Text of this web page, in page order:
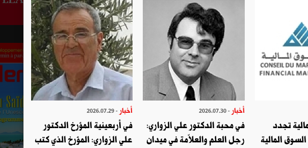
تجدد
المالية
أخبار - 2026.07.30
في محبة الدكتور علي الزواري:
رجل العلم والعلاّمة في ميدان
أخبار - 2026.07.29
في أربعينية المؤرخ الدكتور
علي الزواري: المؤرخ الذي كتب